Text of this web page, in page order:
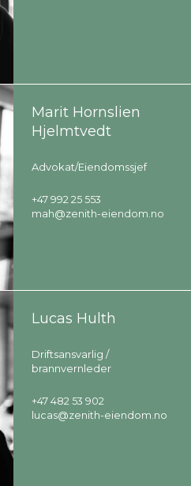
Marit Hornslien
Hjelmtvedt
Advokat/Eiendomssjef
+47 992 25 553
mah@zenith-eiendom.no
Lucas Hulth
Driftsansvarlig /
brannvernleder
+47 482 53 902
lucas@zenith-eiendom.no